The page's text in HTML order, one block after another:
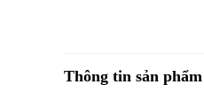
Thông tin sản phẩm